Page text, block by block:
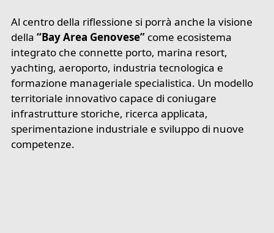
Al centro della riflessione si porrà anche la visione
della“Bay Area Genovese” come ecosistema
integrato che connette porto, marina resort,
yachting, aeroporto, industria tecnologica e
formazione manageriale specialistica. Un modello
territoriale innovativo capace di coniugare
infrastrutture storiche, ricerca applicata,
sperimentazione industriale e sviluppo di nuove
competenze.